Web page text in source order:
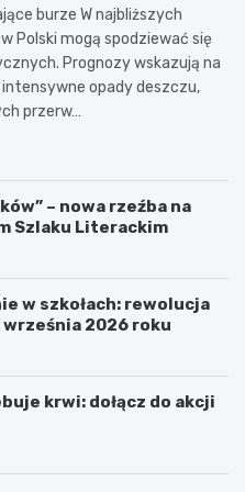
burze W najbliższych
Polski mogą spodziewać się
Prognozy wskazują na
opady deszczu,
przerw…
– nowa rzeźba na
Szlaku Literackim
w szkołach: rewolucja
2026 roku
krwi: dołącz do akcji